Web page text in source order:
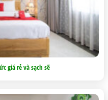
giá rẻ và sạch sẽ